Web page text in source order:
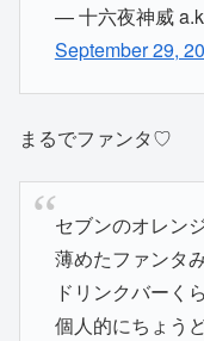
— 十六夜神威
September 29,
まるでファンタ♡
セブンのオレン
薄めたファンタ
ドリンクバーく
個人的にちょう